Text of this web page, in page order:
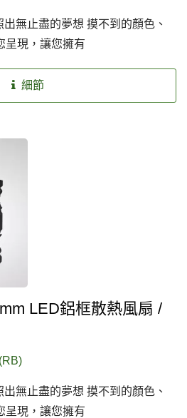
無止盡的夢想 摸不到的顏色、
呈現，讓您擁有
細節
LED鋁框散熱風扇 /
無止盡的夢想 摸不到的顏色、
呈現，讓您擁有